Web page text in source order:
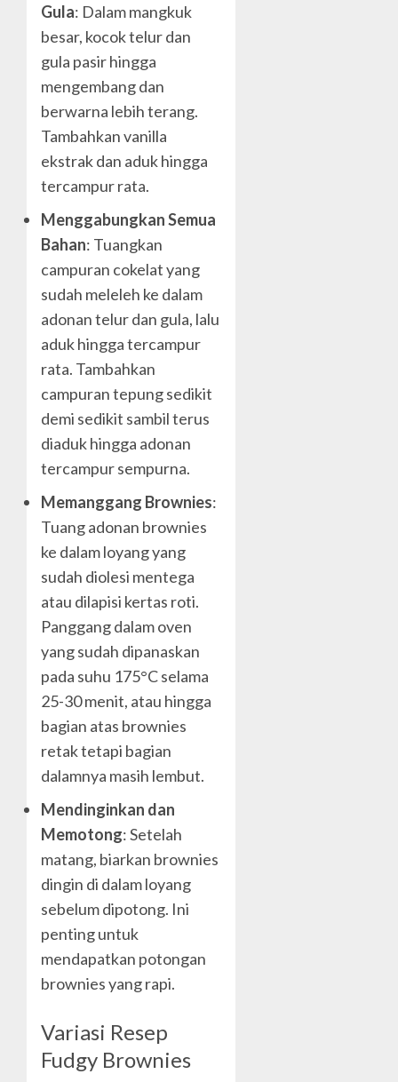
Gula: Dalam mangkuk
besar, kocok telur dan
gula pasir hingga
mengembang dan
berwarna lebih terang.
Tambahkan vanilla
ekstrak dan aduk hingga
tercampur rata.
Menggabungkan Semua
Bahan: Tuangkan
campuran cokelat yang
sudah meleleh ke dalam
adonan telur dan gula, lalu
aduk hingga tercampur
rata. Tambahkan
campuran tepung sedikit
demi sedikit sambil terus
diaduk hingga adonan
tercampur sempurna.
Memanggang Brownies:
Tuang adonan brownies
ke dalam loyang yang
sudah diolesi mentega
atau dilapisi kertas roti.
Panggang dalam oven
yang sudah dipanaskan
pada suhu 175°C selama
25-30 menit, atau hingga
bagian atas brownies
retak tetapi bagian
dalamnya masih lembut.
Mendinginkan dan
Memotong: Setelah
matang, biarkan brownies
dingin di dalam loyang
sebelum dipotong. Ini
penting untuk
mendapatkan potongan
brownies yang rapi.
Variasi Resep
Fudgy Brownies